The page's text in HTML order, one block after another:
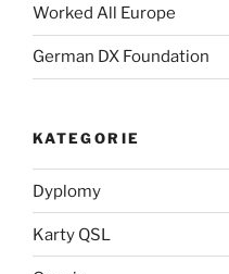
Worked All Europe
German DX Foundation
KATEGORIE
Dyplomy
Karty QSL